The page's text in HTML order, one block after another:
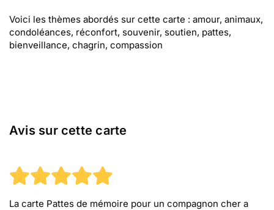
Voici les thèmes abordés sur cette carte : amour, animaux,
condoléances, réconfort, souvenir, soutien, pattes,
bienveillance, chagrin, compassion
Avis sur cette carte
La carte Pattes de mémoire pour un compagnon cher a